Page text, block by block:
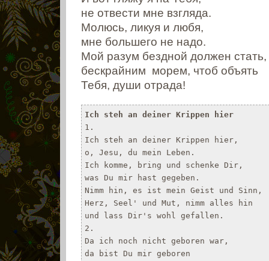
не отвести мне взгляда.
Молюсь, ликуя и любя,
мне большего не надо.
Мой разум бездной должен стать,
бескрайним морем, чтоб объять
Тебя, души отрада!
Ich steh an deiner Krippen hier
1.
Ich steh an deiner Krippen hier,
o, Jesu, du mein Leben.
Ich komme, bring und schenke Dir,
was Du mir hast gegeben.
Nimm hin, es ist mein Geist und Sinn,
Herz, Seel' und Mut, nimm alles hin
und lass Dir's wohl gefallen.
2.
Da ich noch nicht geboren war,
da bist Du mir geboren